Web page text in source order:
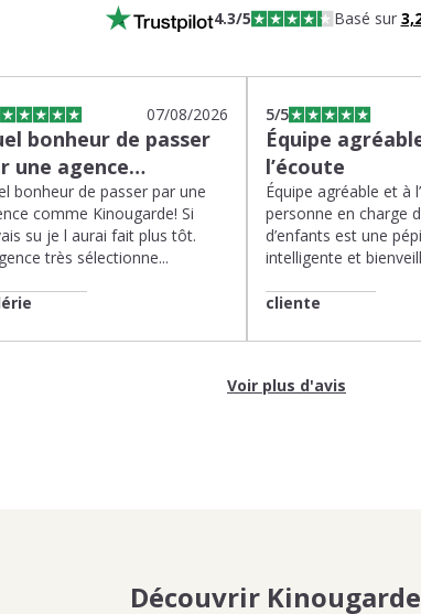
4.3/5 Basé sur
07/08/2026
bonheur de passer
une agence…
bonheur de passer par une
comme Kinougarde! Si
su je l aurai fait plus tôt.
très sélectionne...
5/5
Équipe
l’écoute
Équipe agréable et à
personne en charge
d’enfants est une
intelligente et
cliente
Voir plus d'avis
Découvrir Kinougarde